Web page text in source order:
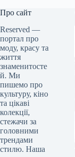
Про сайт
Reserved —
портал про
моду, красу та
життя
знаменитосте
й. Ми
пишемо про
культуру, кіно
та цікаві
колекції,
стежачи за
головними
трендами
стилю. Наша